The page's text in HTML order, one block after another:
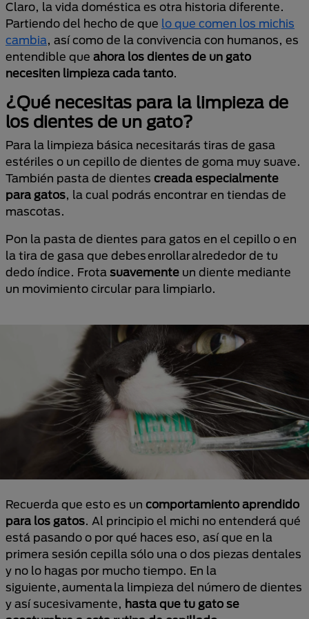
Claro, la vida doméstica es otra historia diferente.
Partiendo del hecho de que lo que comen los michis
cambia, así como de la convivencia con humanos, es
entendible que ahora los dientes de un gato
necesiten limpieza cada tanto.
¿Qué necesitas para la limpieza de
los dientes de un gato?
Para la limpieza básica necesitarás tiras de gasa
estériles o un cepillo de dientes de goma muy suave.
También pasta de dientes creada especialmente
para gatos, la cual podrás encontrar en tiendas de
mascotas.
Pon la pasta de dientes para gatos en el cepillo o en
la tira de gasa que debes enrollar alrededor de tu
dedo índice. Frota suavemente un diente mediante
un movimiento circular para limpiarlo.
Recuerda que esto es un comportamiento aprendido
para los gatos. Al principio el michi no entenderá qué
está pasando o por qué haces eso, así que en la
primera sesión cepilla sólo una o dos piezas dentales
y no lo hagas por mucho tiempo. En la
siguiente, aumenta la limpieza del número de dientes
y así sucesivamente, hasta que tu gato se